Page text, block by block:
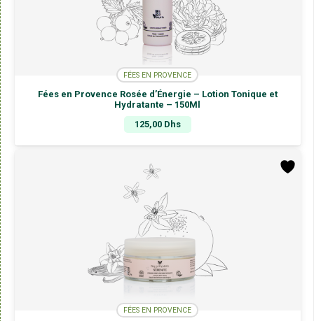
FÉES EN PROVENCE
Fées en Provence Rosée d’Énergie – Lotion Tonique et
Hydratante – 150Ml
125,00 Dhs
FÉES EN PROVENCE